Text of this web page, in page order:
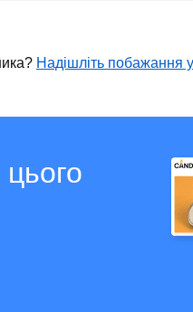
Надішліть побажання